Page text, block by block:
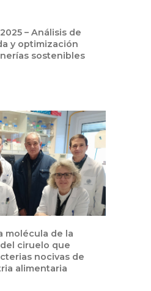
– Análisis de
y optimización
sostenibles
molécula de la
ciruelo que
nocivas de
alimentaria